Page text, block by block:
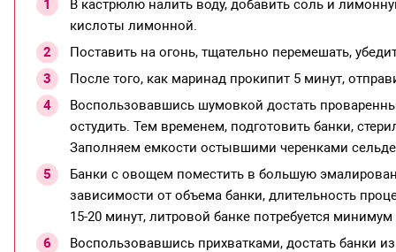
В кастрюлю налить воду, добавить соль и
кислоты лимонной.
Поставить на огонь, тщательно перемешать,
После того, как маринад прокипит 5 минут,
Воспользовавшись шумовкой достать
остудить. Тем временем, подготовить банки,
Заполняем емкости остывшими черенками
Банки с овощем поместить в большую
зависимости от объема банки, длительность
15-20 минут, литровой банке потребуется
Воспользовавшись прихватками, достать банки